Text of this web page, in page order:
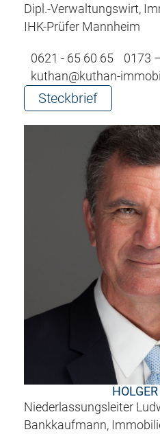
Dipl.-Verwaltungswirt,
IHK-Prüfer Mannheim
0621 - 65 60 65
0173
kuthan@kuthan-
Steckbrief
Niederlassungsleiter
Bankkaufmann,